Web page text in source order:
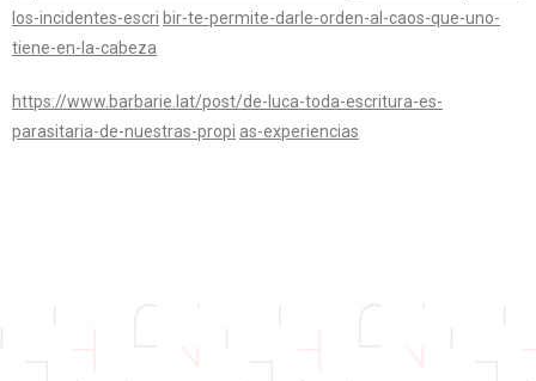
los-incidentes-escri bir-te-permite-darle-orden-al-caos-que-uno-
tiene-en-la-cabeza
https://www.barbarie.lat/post/de-luca-toda-escritura-es-
parasitaria-de-nuestras-propi as-experiencias